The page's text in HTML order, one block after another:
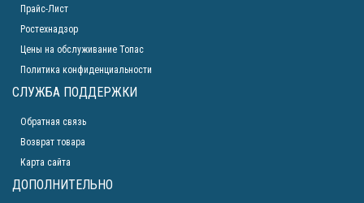
Прайс-Лист
Ростехнадзор
Цены на обслуживание Топас
Политика конфиденциальности
СЛУЖБА ПОДДЕРЖКИ
Обратная связь
Возврат товара
Карта сайта
ДОПОЛНИТЕЛЬНО